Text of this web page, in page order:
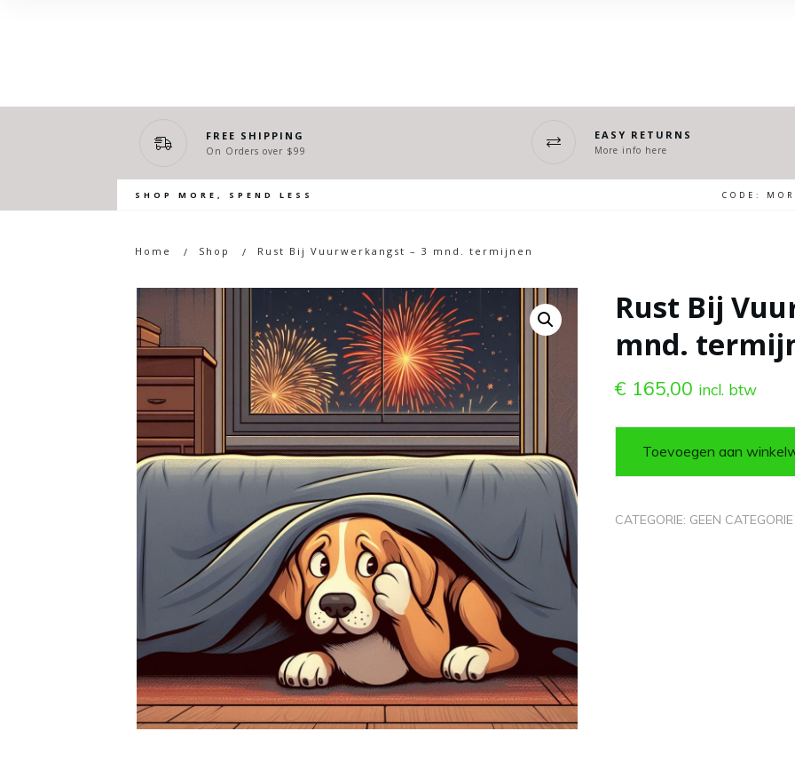
FREE SHIPPING
On Orders over $99
EASY RETURNS
More info here
SHOP MORE, SPEND LESS CODE:
Home / Shop / Rust Bij Vuurwerkangst – 3 mnd. termijnen
Rust Bij
mnd.
€ 165,00 incl. btw
Toevoegen aan
CATEGORIE: GEEN CATEGORIE